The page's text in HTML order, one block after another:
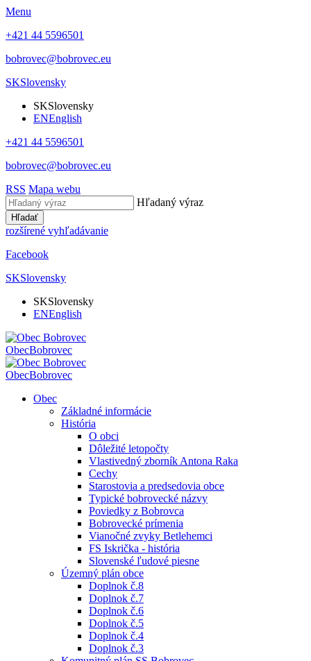
Menu
+421 44 5596501
bobrovec@bobrovec.eu
SKSlovensky
SKSlovensky
ENEnglish
+421 44 5596501
bobrovec@bobrovec.eu
RSS Mapa webu
Hľadaný výraz
Hľadať
rozšírené vyhľadávanie
Facebook
SKSlovensky
SKSlovensky
ENEnglish
ObecBobrovec
ObecBobrovec
Obec
Základné informácie
História
O obci
Dôležité letopočty
Vlastivedný zborník Antona Raka
Cechy
Starostovia a predsedovia obce
Typické bobrovecké názvy
Poviedky z Bobrovca
Bobrovecké prímenia
Vianočné zvyky Betlehemci
FS Iskrička - história
Slovenské ľudové piesne
Územný plán obce
Doplnok č.8
Doplnok č.7
Doplnok č.6
Doplnok č.5
Doplnok č.4
Doplnok č.3